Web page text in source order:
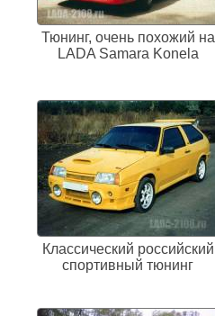
Тюнинг, очень похожий на
LADA Samara Konela
Классический российский
спортивный тюнинг